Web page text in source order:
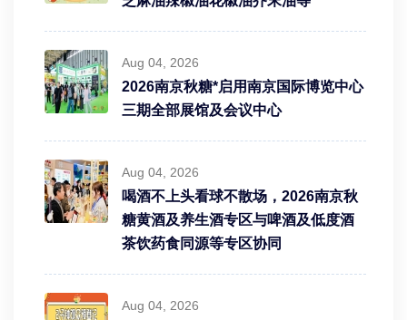
Aug 04, 2026
2026南京秋糖*启用南京国际博览中心
三期全部展馆及会议中心
Aug 04, 2026
喝酒不上头看球不散场，2026南京秋
糖黄酒及养生酒专区与啤酒及低度酒
茶饮药食同源等专区协同
Aug 04, 2026